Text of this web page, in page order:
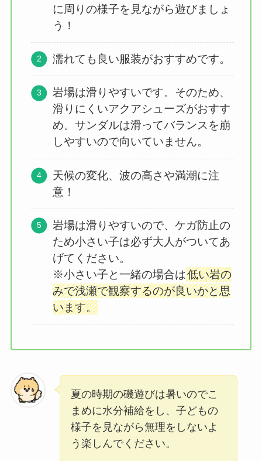
に周りの様子を見ながら遊びましょ
う！
濡れても良い服装がおすすめです。
岩場は滑りやすいです。そのため、
滑りにくいアクアシューズがおすす
め。サンダルは滑ってバランスを崩
しやすいので向いていません。
天候の変化、波の高さや満潮に注
意！
岩場は滑りやすいので、ケガ防止の
ため小さい子は必ず大人がついてあ
げてください。
※小さい子と一緒の場合は低い岩の
みで浅瀬で観察するのが良いかと思
います。
夏の時期の磯遊びは暑いのでこ
まめに水分補給をし、子どもの
様子を見ながら無理をしないよ
う楽しんでください。